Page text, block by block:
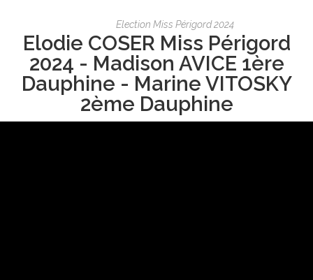
Election Miss Périgord 2024
Elodie COSER Miss Périgord
2024 - Madison AVICE 1ère
Dauphine - Marine VITOSKY
2ème Dauphine